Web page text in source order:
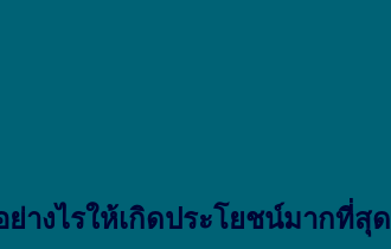
างไรให้เกิดประโยชน์มากที่สุด